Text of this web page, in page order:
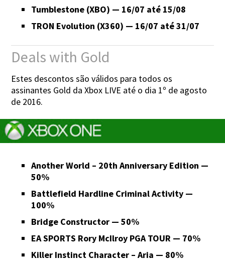
Tumblestone (XBO) — 16/07 até 15/08
TRON Evolution (X360) — 16/07 até 31/07
Deals with Gold
Estes descontos são válidos para todos os
assinantes Gold da Xbox LIVE até o dia 1º de agosto
de 2016.
Another World – 20th Anniversary Edition —
50%
Battlefield Hardline Criminal Activity —
100%
Bridge Constructor — 50%
EA SPORTS Rory McIlroy PGA TOUR — 70%
Killer Instinct Character – Aria — 80%